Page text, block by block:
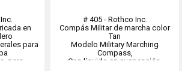
en
para
para
# 405 - Rothco Inc.
Compás Militar de marcha color
Tan
Modelo Military Marching
Compass,
Con líquido en suspensión.